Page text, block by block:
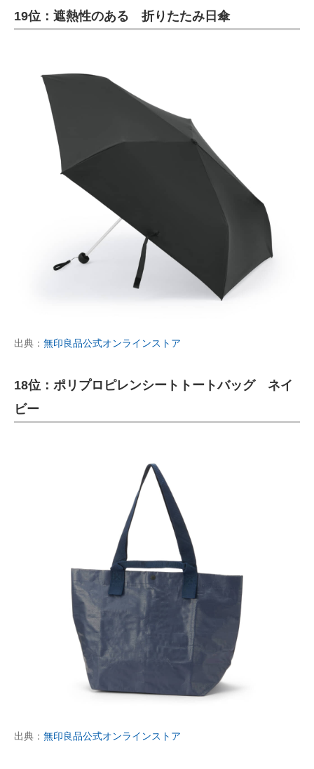
19位：遮熱性のある 折りたたみ日傘
出典： 無印良品公式オンラインストア
18位：ポリプロピレンシートトートバッグ ネイ
ビー
出典： 無印良品公式オンラインストア